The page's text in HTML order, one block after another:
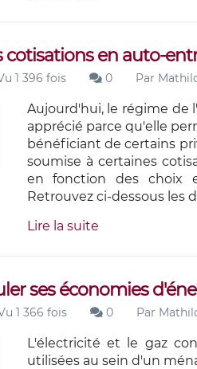
cotisations en auto-
1 396 fois 0 Par
Aujourd'hui, le régime
apprécié parce qu'elle
bénéficiant de certains
soumise à certaines
en fonction des choix
Retrouvez ci-dessous les
Lire la suite
ses économies
1 366 fois 0 Par
L'électricité et le gaz
utilisées au sein d'un